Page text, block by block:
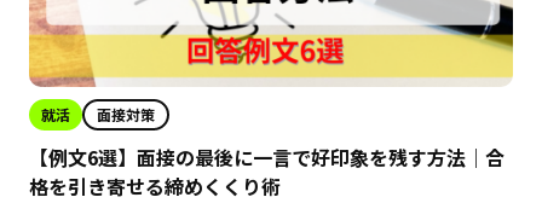
就活 面接対策
【例文6選】面接の最後に一言で好印象を残す方法｜合
格を引き寄せる締めくくり術